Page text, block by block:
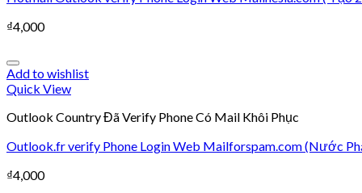
₫4,000
Add to wishlist
Quick View
Outlook Country Đã Verify Phone Có Mail Khôi Phục
Outlook.fr verify Phone Login Web Mailforspam.com (Nước
₫4,000